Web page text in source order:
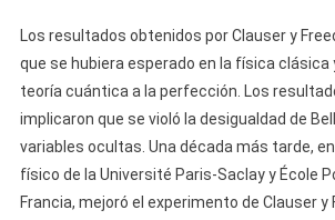
Los resultados obtenidos por Clauser y
que se hubiera esperado en la física clásica
teoría cuántica a la perfección. Los
implicaron que se violó la desigualdad de
variables ocultas. Una década más tarde,
físico de la Université Paris-Saclay y École
Francia, mejoró el experimento de Clauser y